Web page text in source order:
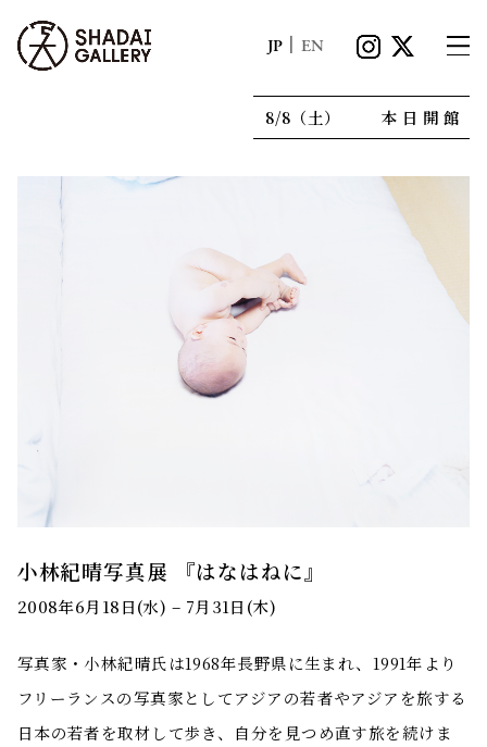
JP EN
8/8（土） 本日開館
小林紀晴写真展 『はなはねに』
2008年6月18日(水) – 7月31日(木)
写真家・小林紀晴氏は1968年長野県に生まれ、1991年より
フリーランスの写真家としてアジアの若者やアジアを旅する
日本の若者を取材して歩き、自分を見つめ直す旅を続けま